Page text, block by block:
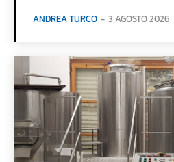
ANDREA TURCO - 3 AGOSTO 2026